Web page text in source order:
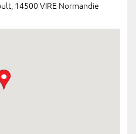
14500 VIRE Normandie